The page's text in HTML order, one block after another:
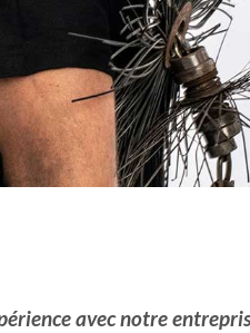
avec notre